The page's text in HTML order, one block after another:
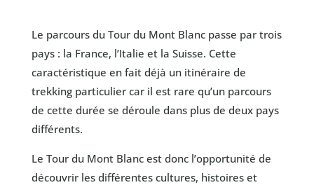
Le parcours du Tour du Mont Blanc passe par trois
pays : la France, l’Italie et la Suisse. Cette
caractéristique en fait déjà un itinéraire de
trekking particulier car il est rare qu’un parcours
de cette durée se déroule dans plus de deux pays
différents.
Le Tour du Mont Blanc est donc l’opportunité de
découvrir les différentes cultures, histoires et